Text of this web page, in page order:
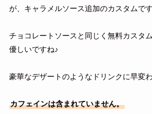
が、キャラメルソース追加のカスタムです
チョコレートソースと同じく無料カスタ
優しいですね♪
豪華なデザートのようなドリンクに早変わ
カフェインは含まれていません。